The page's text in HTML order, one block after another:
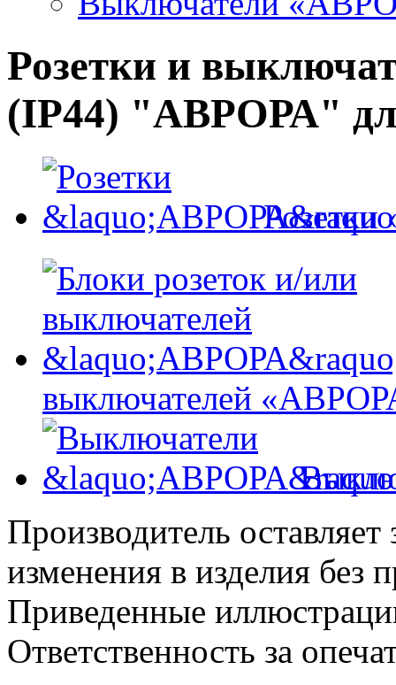
Розетки и
(IP44) "АВРОРА"
выключателей
Производитель
изменения в изделия без
Приведенные
Ответственность за